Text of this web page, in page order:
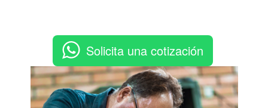
Solicita una cotización